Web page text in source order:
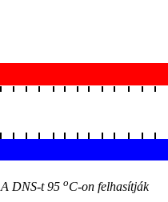
A DNS-t 95 oC-on felhasítják